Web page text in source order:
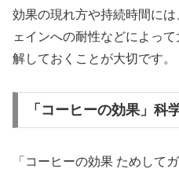
効果の現れ方や持続時間に
ェインへの耐性などによっ
解しておくことが大切です。
「コーヒーの効果」科
「コーヒーの効果 ためして